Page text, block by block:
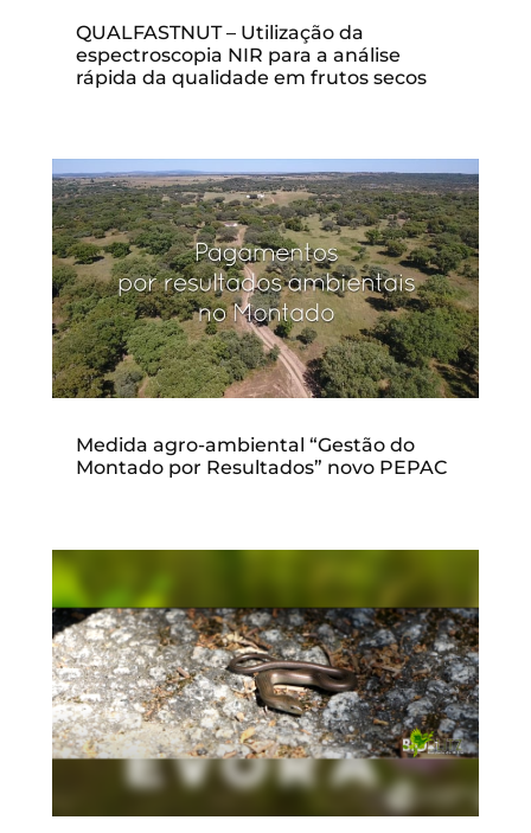
QUALFASTNUT – Utilização da
espectroscopia NIR para a análise
rápida da qualidade em frutos secos
Medida agro-ambiental “Gestão do
Montado por Resultados” novo PEPAC